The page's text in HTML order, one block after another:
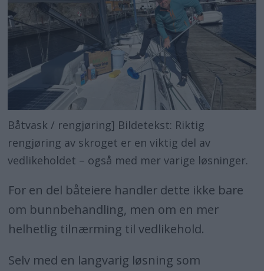
Båtvask / rengjøring] Bildetekst: Riktig
rengjøring av skroget er en viktig del av
vedlikeholdet – også med mer varige løsninger.
For en del båteiere handler dette ikke bare
om bunnbehandling, men om en mer
helhetlig tilnærming til vedlikehold.
Selv med en langvarig løsning som